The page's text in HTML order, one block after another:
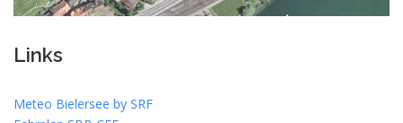
Links
Meteo Bielersee by SRF